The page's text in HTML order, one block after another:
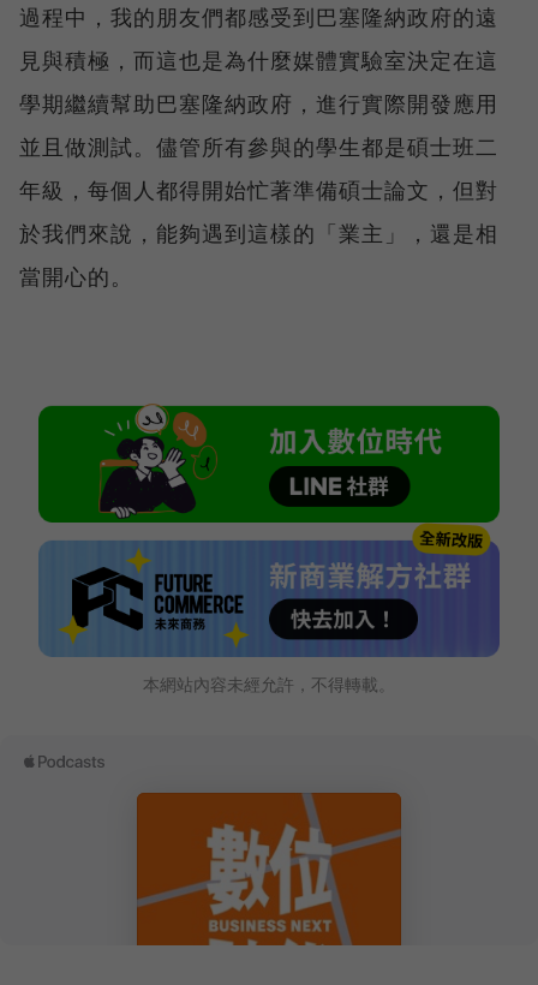
過程中，我的朋友們都感受到巴塞隆納政府的遠
見與積極，而這也是為什麼媒體實驗室決定在這
學期繼續幫助巴塞隆納政府，進行實際開發應用
並且做測試。儘管所有參與的學生都是碩士班二
年級，每個人都得開始忙著準備碩士論文，但對
於我們來說，能夠遇到這樣的「業主」，還是相
當開心的。
本網站內容未經允許，不得轉載。